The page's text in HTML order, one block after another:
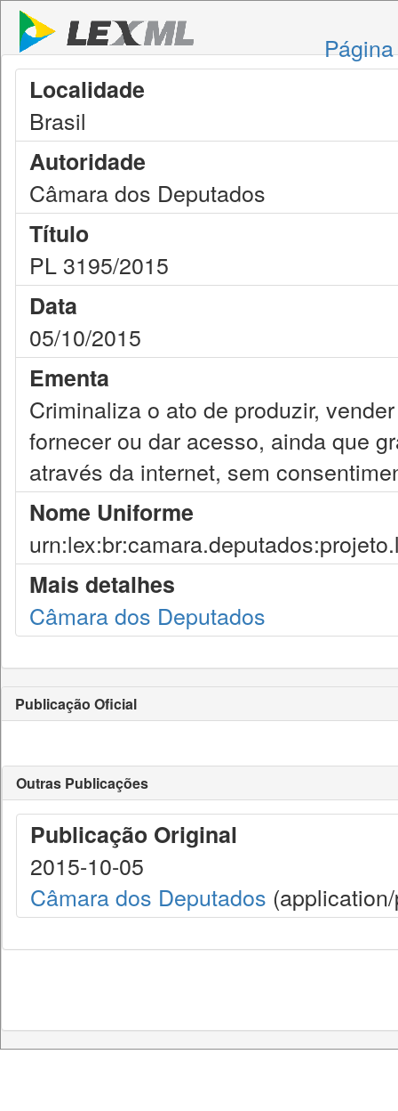
Localidade
Brasil
Autoridade
Câmara dos Deputados
Título
PL 3195/2015
Data
05/10/2015
Ementa
Criminaliza o ato de produzir,
fornecer ou dar acesso, ainda que
através da internet, sem
Nome Uniforme
Mais detalhes
Câmara dos Deputados
Publicação Oficial
Outras Publicações
Publicação Original
2015-10-05
Câmara dos Deputados